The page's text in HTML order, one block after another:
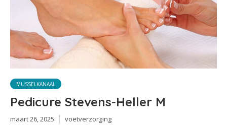
MUSSELKANAAL
Pedicure Stevens-Heller M
maart 26, 2025 voetverzorging